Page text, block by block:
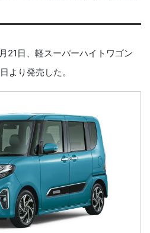
21日、軽スーパーハイトワゴン
より発売した。